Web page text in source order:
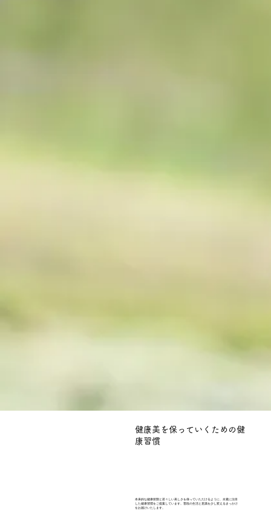
本来的な健康状態と若々しい美しさを保っていただけるように、水素に注目
した健康習慣をご提案しています。普段の生活と意識を少し変えるきっかけ
をお届けいたします。
健康美を保っていくための健
康習慣